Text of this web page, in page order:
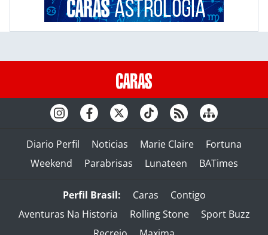
Diario Perfil Noticias Marie Claire
Fortuna
Weekend
Parabrisas Lunateen BATimes
Perfil Brasil: Caras
Contigo
Aventuras Na Historia
Rolling Stone
Sport Buzz